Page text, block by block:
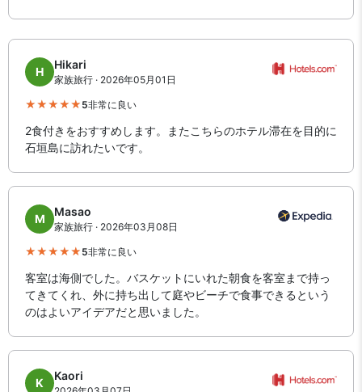
H
Hikari
家族旅行 · 2026年05月01日
5非常に良い
2食付きをおすすめします。またこちらのホテル滞在を目的に
石垣島に訪れたいです。
M
Masao
家族旅行 · 2026年03月08日
5非常に良い
客室は海側でした。バスケットにいれた朝食を客室まで持っ
てきてくれ、外に持ち出して庭やビーチで食事できるという
のはよいアイデアだと思いました。
K
Kaori